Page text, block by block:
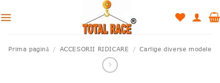
to
Prima pagină / ACCESORII RIDICARE / Carlige diverse modele